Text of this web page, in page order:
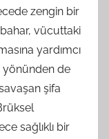
zengin bir
vücuttaki
yardımcı
yönünden de
şifa
sağlıklı bir